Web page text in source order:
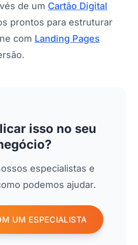
de um Cartão Digital
prontos para estruturar
com Landing Pages
isso no seu
especialistas e
podemos ajudar.
UM ESPECIALISTA